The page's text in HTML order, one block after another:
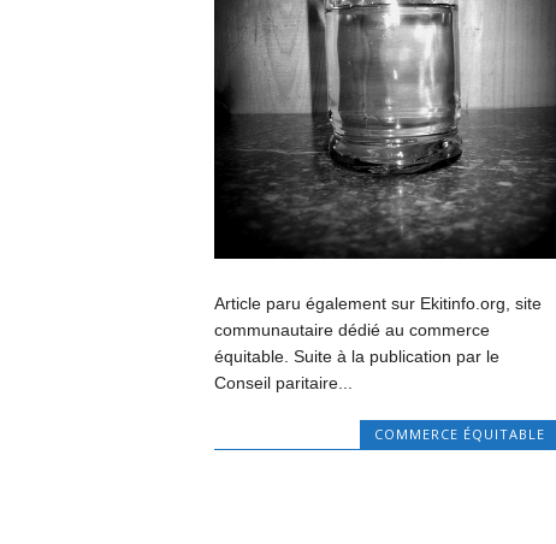
Article paru également sur Ekitinfo.org, site
communautaire dédié au commerce
équitable. Suite à la publication par le
Conseil paritaire...
COMMERCE ÉQUITABLE